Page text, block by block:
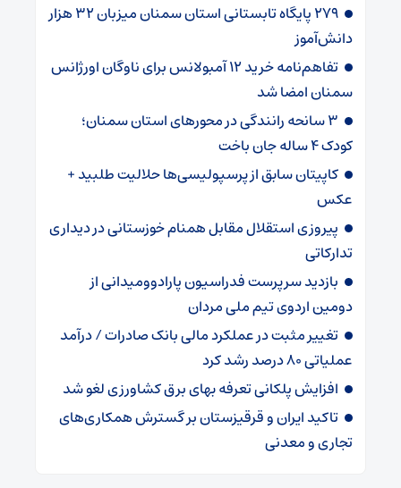
۲۷۹ پایگاه تابستانی استان سمنان میزبان ۳۲ هزار
دانش‌آموز
تفاهم‌نامه خرید ۱۲ آمبولانس برای ناوگان اورژانس
سمنان امضا شد
۳ سانحه رانندگی در محورهای استان سمنان؛
کودک ۴ ساله جان باخت
کاپیتان سابق از پرسپولیسی‌ها حلالیت طلبید +
عکس
پیروزی استقلال مقابل همنام خوزستانی در دیداری
تدارکاتی
بازدید سرپرست فدراسیون پارادوومیدانی از
دومین اردوی تیم ملی مردان
تغییر مثبت در عملکرد مالی بانک صادرات / درآمد
عملیاتی ۸۰ درصد رشد کرد
افزایش پلکانی تعرفه بهای برق کشاورزی لغو شد
تاکید ایران و قرقیزستان بر گسترش همکاری‌های
تجاری و معدنی